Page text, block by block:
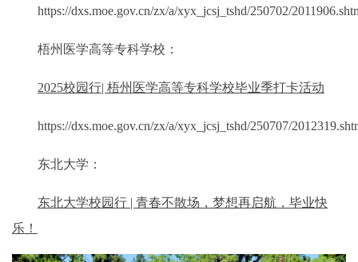
https://dxs.moe.gov.cn/zx/a/xyx_jcsj_tshd/250702/
梧州医学高等专科学校：
2025校园行| 梧州医学高等专科学校毕业季打卡活动
https://dxs.moe.gov.cn/zx/a/xyx_jcsj_tshd/250707/
东北大学：
东北大学校园行 | 青春不散场，梦想再启航，毕业快
乐！